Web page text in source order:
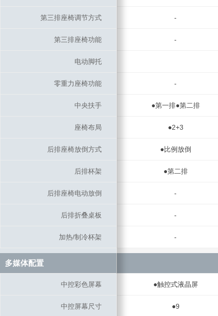
第三排座椅调节方式 -
第三排座椅功能 -
电动脚托
零重力座椅功能 -
中央扶手 ●第一排●第二排
座椅布局 ●2+3
后排座椅放倒方式 ●比例放倒
后排杯架 ●第二排
后排座椅电动放倒 -
后排折叠桌板 -
加热/制冷杯架 -
多媒体配置
中控彩色屏幕 ●触控式液晶屏
中控屏幕尺寸 ●9
第三排座椅调节方式
第三排座椅功能
电动脚托
零重力座椅功能
中央扶手
座椅布局
后排座椅放倒方式
后排杯架
后排座椅电动放倒
后排折叠桌板
加热/制冷杯架
多媒体配置
中控彩色屏幕
中控屏幕尺寸